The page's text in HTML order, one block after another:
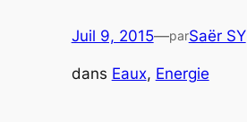
Juil 9, 2015—parSaër SY
dans Eaux, Energie